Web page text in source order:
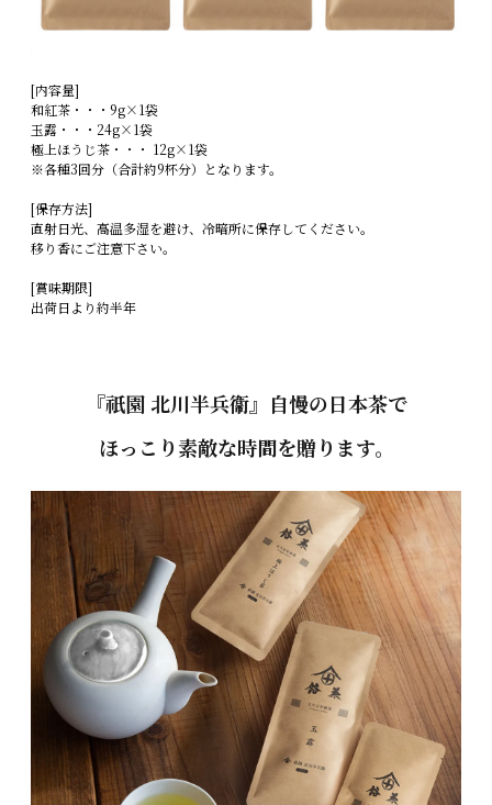
[内容量]
和紅茶・・・9g×1袋
玉露・・・24g×1袋
極上ほうじ茶・・・ 12g×1袋
※各種3回分（合計約9杯分）となります。
[保存方法]
直射日光、高温多湿を避け、冷暗所に保存してください。
移り香にご注意下さい。
[賞味期限]
出荷日より約半年
『祇園 北川半兵衞』自慢の日本茶で
ほっこり素敵な時間を贈ります。